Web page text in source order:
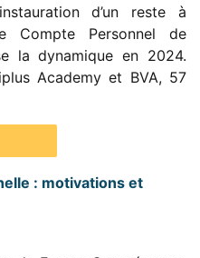
d’un reste à
Personnel de
la dynamique en 2024.
Academy et BVA, 57
: motivations et